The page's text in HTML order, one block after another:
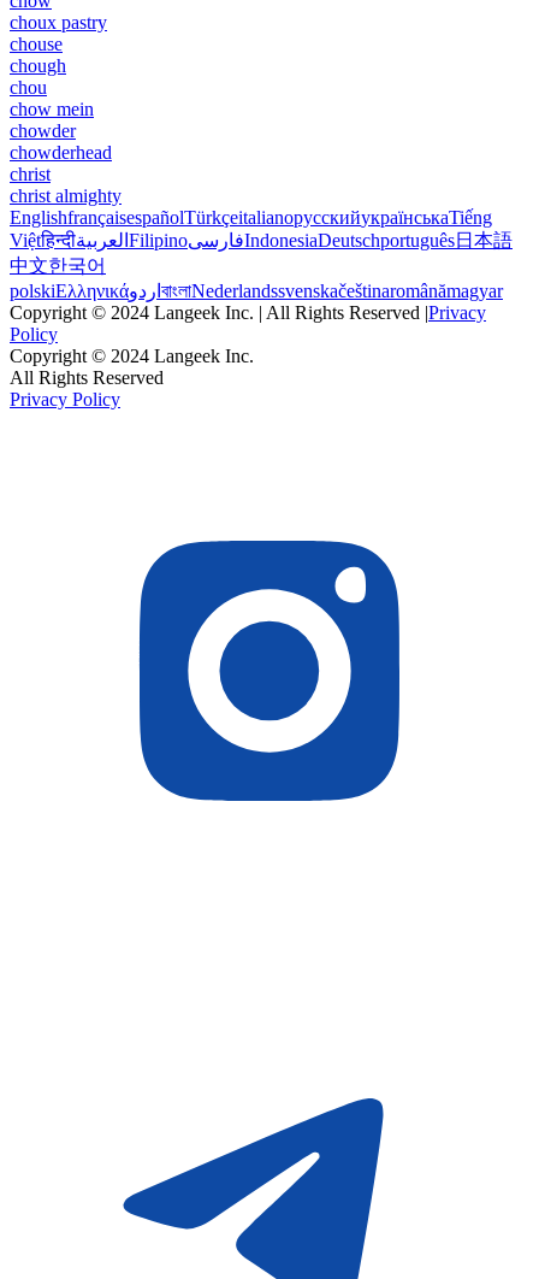
choux pastry
chouse
chough
chou
chow mein
chowder
chowderhead
christ
christ almighty
EnglishfrançaisespañolTürkçeitalianoрусскийукраїнськаTiếng
Việtहिन्दीالعربية FilipinoفارسیIndonesiaDeutschportuguês日本語
中文한국어
polskiΕλληνικάاردو বাংলাNederlandssvenskačeštinaromânămagyar
Copyright © 2024 Langeek Inc. | All Rights Reserved |Privacy
Policy
Copyright © 2024 Langeek Inc.
All Rights Reserved
Privacy Policy